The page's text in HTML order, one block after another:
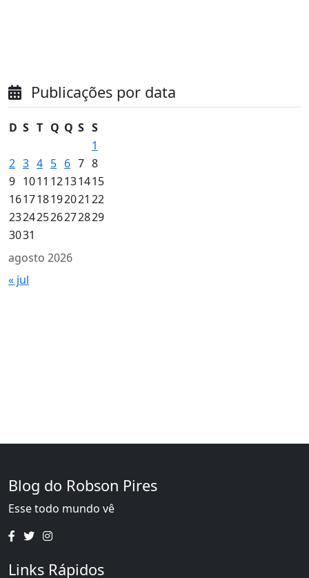
Publicações por data
agosto 2026
D S T Q Q S S
1
2 3 4 5 6 7 8
9 1011 12131415
161718192021 22
23242526272829
3031
« jul
Blog do Robson Pires
Esse todo mundo vê
Links Rápidos